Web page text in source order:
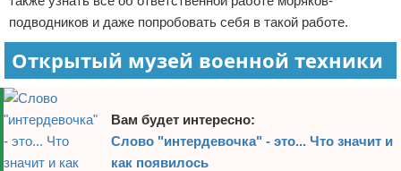
подводников и даже попробовать себя в такой работе.
Открытый музей военной техники
Вам будет интересно:
Слово "интердевочка" - это... Что значит и
как появилось